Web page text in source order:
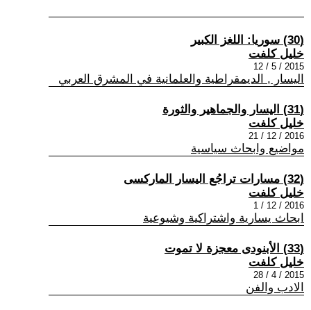
(30) سوريا: اللغز الكبير
خليل كلفت
2015 / 5 / 12
اليسار , الديمقراطية والعلمانية في المشرق العربي
(31) اليسار والجماهير والثورة
خليل كلفت
2016 / 12 / 21
مواضيع وابحاث سياسية
(32) مسارات تراجُع اليسار الماركسى
خليل كلفت
2016 / 12 / 1
ابحاث يسارية واشتراكية وشيوعية
(33) الأبنودى معجزة لا تموت
خليل كلفت
2015 / 4 / 28
الادب والفن